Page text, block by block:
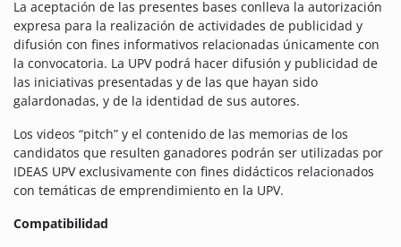
La aceptación de las presentes bases conlleva la autorización
expresa para la realización de actividades de publicidad y
difusión con fines informativos relacionadas únicamente con
la convocatoria. La UPV podrá hacer difusión y publicidad de
las iniciativas presentadas y de las que hayan sido
galardonadas, y de la identidad de sus autores.
Los videos “pitch” y el contenido de las memorias de los
candidatos que resulten ganadores podrán ser utilizadas por
IDEAS UPV exclusivamente con fines didácticos relacionados
con temáticas de emprendimiento en la UPV.
Compatibilidad